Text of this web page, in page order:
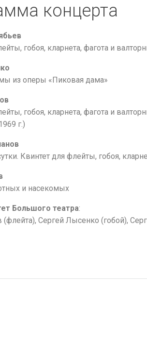
концерта
гобоя, кларнета, фагота и
из оперы «Пиковая дама»
гобоя, кларнета, фагота и
г.)
Квинтет для флейты, гобоя,
и насекомых
Большого театра:
Сергей Лысенко (гобой),